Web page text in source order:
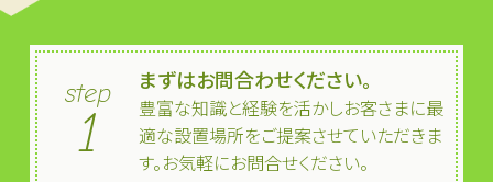
step
1
まずはお問合わせください。
豊富な知識と経験を活かしお客さまに最
適な設置場所をご提案させていただきま
す。お気軽にお問合せください。